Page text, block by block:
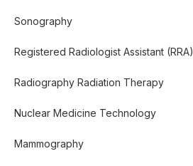
Sonography
Registered Radiologist Assistant (RRA)
Radiography Radiation Therapy
Nuclear Medicine Technology
Mammography